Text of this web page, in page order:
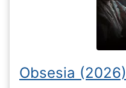
Obsesia (2026)